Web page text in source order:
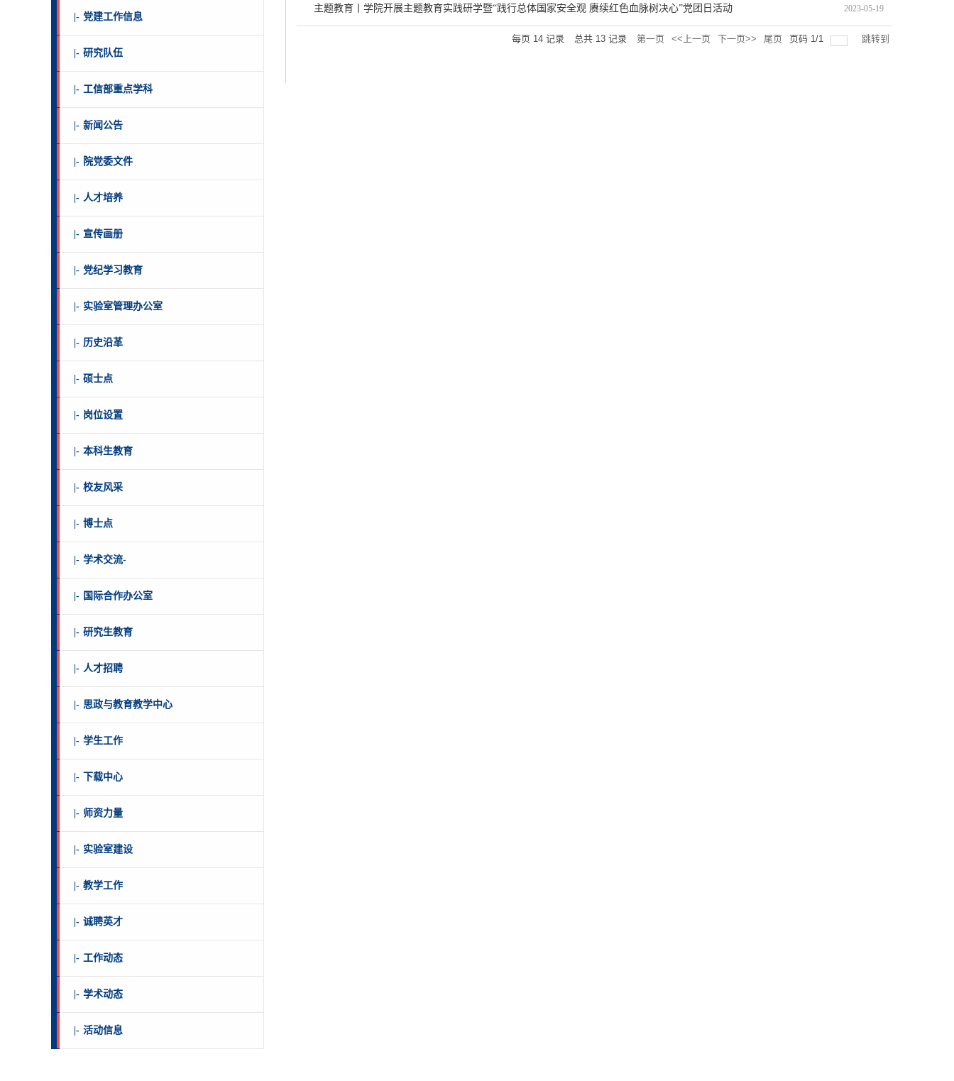
|- 党建工作信息
|- 研究队伍
|- 工信部重点学科
|- 新闻公告
|- 院党委文件
|- 人才培养
|- 宣传画册
|- 党纪学习教育
|- 实验室管理办公室
|- 历史沿革
|- 硕士点
|- 岗位设置
|- 本科生教育
|- 校友风采
|- 博士点
|- 学术交流-
|- 国际合作办公室
|- 研究生教育
|- 人才招聘
|- 思政与教育教学中心
|- 学生工作
|- 下载中心
|- 师资力量
|- 实验室建设
|- 教学工作
|- 诚聘英才
|- 工作动态
|- 学术动态
|- 活动信息
主题教育丨学院开展主题教育实践研学暨“践行总体国家安全观 赓续红色血脉树决心”党团日活动 2023-05-19
每页 14 记录 总共 13 记录 第一页 <<上一页 下一页>> 尾页 页码 1/1 跳转到